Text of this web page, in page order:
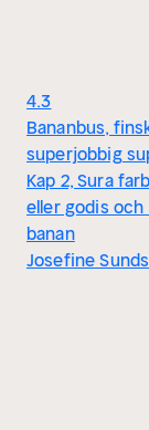
4.3
Bananbus,
superjobbig
Kap 2, Sura
eller godis
banan
Josefine